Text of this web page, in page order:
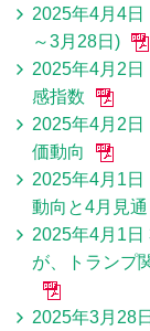
2025年4月4日
～3月28日)
2025年4月2日
感指数
2025年4月2日
価動向
2025年4月1日
動向と4月見通
2025年4月1
が、トランプ
2025年3月28